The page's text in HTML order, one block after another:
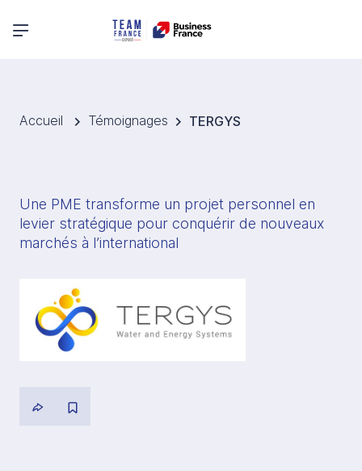
Menu principal
Accueil Témoignages TERGYS
Une PME transforme un projet personnel en
levier stratégique pour conquérir de nouveaux
marchés à l’international